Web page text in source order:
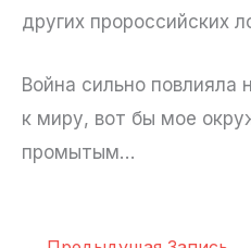
других пророссийских
Война сильно повлияла
к миру, вот бы мое
промытым…